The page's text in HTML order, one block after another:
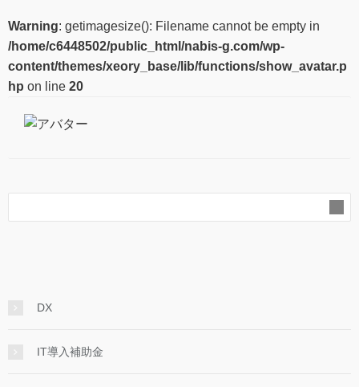
Warning: getimagesize(): Filename cannot be empty in
/home/c6448502/public_html/nabis-g.com/wp-
content/themes/xeory_base/lib/functions/show_avatar.p
hp on line 20
DX
IT導入補助金